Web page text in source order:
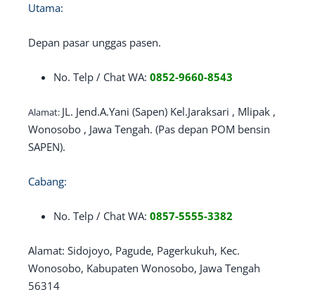
Utama:
Depan pasar unggas pasen.
No. Telp / Chat WA: 0852-9660-8543
Alamat: JL. Jend.A.Yani (Sapen) Kel.Jaraksari , Mlipak ,
Wonosobo , Jawa Tengah. (Pas depan POM bensin
SAPEN).
Cabang:
No. Telp / Chat WA: 0857-5555-3382
Alamat: Sidojoyo, Pagude, Pagerkukuh, Kec.
Wonosobo, Kabupaten Wonosobo, Jawa Tengah
56314